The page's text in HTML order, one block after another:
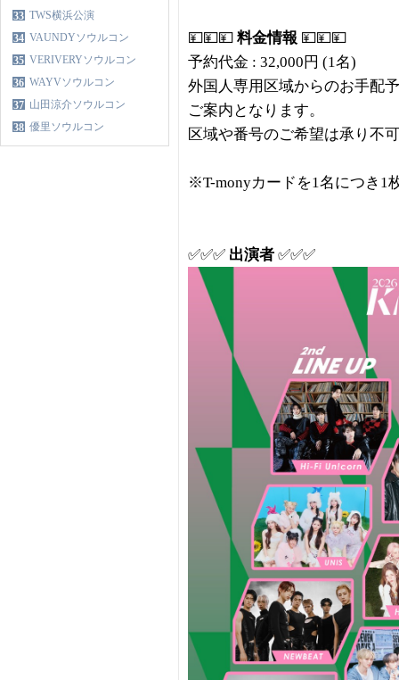
33 TWS横浜公演
34 VAUNDYソウルコン
35 VERIVERYソウルコン
36 WAYVソウルコン
37 山田涼介ソウルコン
38 優里ソウルコン
💴💴💴 料金情報 💴💴💴
予約代金 : 32,000円 (1名)
外国人専用区域からのお手配
ご案内となります。
区域や番号のご希望は承り不
※T-monyカードを1名につき1
✅✅✅ 出演者 ✅✅✅